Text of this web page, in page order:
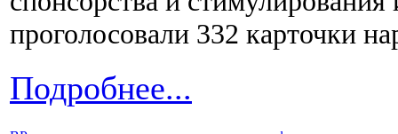
проголосовали 332 карточки
Подробнее...